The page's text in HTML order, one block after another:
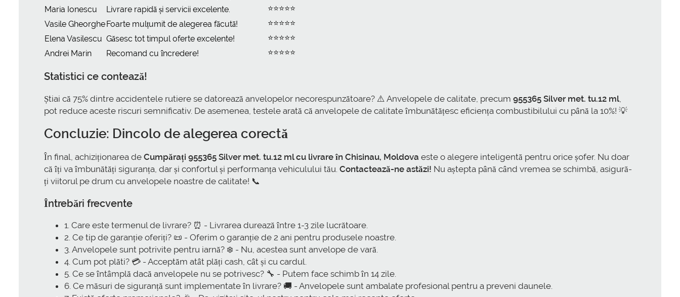
Maria Ionescu
Livrare rapidă și servicii excelente.
⭐⭐⭐⭐⭐
Vasile GheorgheFoarte mulțumit de alegerea făcută!
⭐⭐⭐⭐⭐
Elena Vasilescu Găsesc tot timpul oferte excelente!
⭐⭐⭐⭐⭐
Andrei Marin
Recomand cu încredere! ⭐⭐⭐⭐⭐
Statistici ce contează!
Știai că 75% dintre accidentele rutiere se datorează anvelopelor necorespunzătoare? ⚠️ Anvelopele de calitate, precum 955365 Silver met. tu.12 ml,
pot reduce aceste riscuri semnificativ. De asemenea, testele arată că anvelopele de calitate îmbunătățesc eficiența combustibilului cu până la 10%! 💡
Concluzie: Dincolo de alegerea corectă
În final, achiziționarea de Cumpărați 955365 Silver met. tu.12 ml cu livrare în Chisinau, Moldova este o alegere inteligentă pentru orice șofer. Nu doar
că îți va îmbunătăți siguranța, dar și confortul și performanța vehiculului tău. Contactează-ne astăzi! Nu aștepta până când vremea se schimbă, asigură-
ți viitorul pe drum cu anvelopele noastre de calitate! 📞
Întrebări frecvente
1. Care este termenul de livrare? ⏰ - Livrarea durează între 1-3 zile lucrătoare.
2. Ce tip de garanție oferiți? 📜 - Oferim o garanție de 2 ani pentru produsele noastre.
3. Anvelopele sunt potrivite pentru iarnă? ❄️ - Nu, acestea sunt anvelope de vară.
4. Cum pot plăti? 💳 - Acceptăm atât plăți cash, cât și cu cardul.
5. Ce se întâmplă dacă anvelopele nu se potrivesc? 🔧 - Putem face schimb în 14 zile.
6. Ce măsuri de siguranță sunt implementate în livrare? 🚚 - Anvelopele sunt ambalate profesional pentru a preveni daunele.